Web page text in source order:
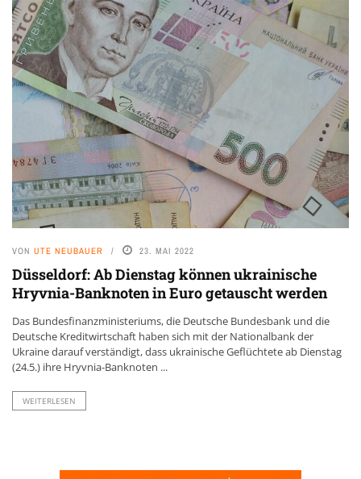
VON UTE NEUBAUER 23. MAI 2022
Düsseldorf: Ab Dienstag können ukrainische
Hryvnia-Banknoten in Euro getauscht werden
Das Bundesfinanzministeriums, die Deutsche Bundesbank und die
Deutsche Kreditwirtschaft haben sich mit der Nationalbank der
Ukraine darauf verständigt, dass ukrainische Geflüchtete ab Dienstag
(24.5.) ihre Hryvnia-Banknoten ...
WEITERLESEN